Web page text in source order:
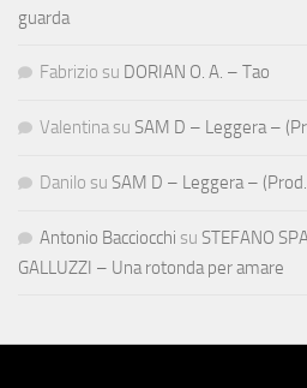
guarda
Fabrizio su DORIAN O. A. – Tao
Valentina su SAM D – Leggera –
Danilo su SAM D – Leggera –
Antonio Bacciocchi su STEFANO
GALLUZZI – Una rotonda per amare